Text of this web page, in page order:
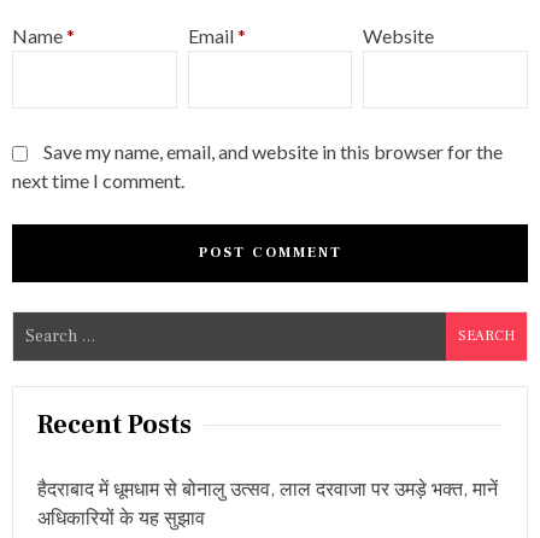
Name* Email* Website
Save my name, email, and website in this browser for the
next time I comment.
a
Recent Posts
हैदराबाद में धूमधाम से बोनालु उत्सव, लाल दरवाजा पर उमड़े भक्त, मानें
अधिकारियों के यह सुझाव